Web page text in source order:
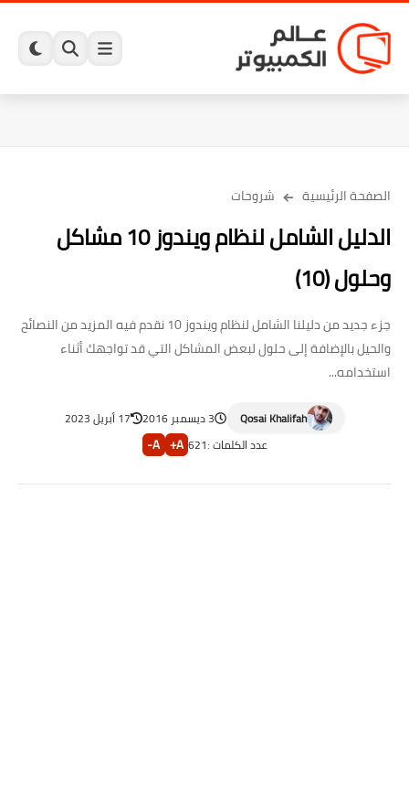
الصفحة الرئيسية شروحات
الدليل الشامل لنظام ويندوز 10 مشاكل
وحلول (10)
جزء جديد من دليلنا الشامل لنظام ويندوز 10 نقدم فيه المزيد من النصائح
والحيل بالإضافة إلى حلول لبعض المشاكل التي قد تواجهك أثناء
استخدامه...
Qosai Khalifah 3 ديسمبر 2016
17 أبريل 2023
عدد الكلمات :621
A+
A-